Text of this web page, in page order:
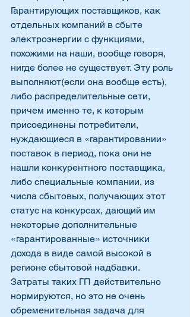
Гарантирующих поставщиков, как
отдельных компаний в сбыте
электроэнергии с функциями,
похожими на наши, вообще говоря,
нигде более не существует. Эту роль
выполняют(если она вообще есть),
либо распределительные сети,
причем именно те, к которым
присоединены потребители,
нуждающиеся в «гарантировании»
поставок в период, пока они не
нашли конкурентного поставщика,
либо специальные компании, из
числа сбытовых, получающих этот
статус на конкурсах, дающий им
некоторые дополнительные
«гарантированные» источники
дохода в виде самой высокой в
регионе сбытовой надбавки.
Затраты таких ГП действительно
нормируются, но это не очень
обременительная задача для